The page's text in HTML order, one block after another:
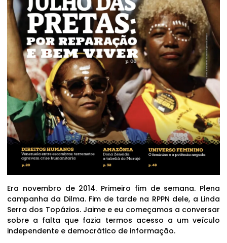
Era novembro de 2014. Primeiro fim de semana. Plena
campanha da Dilma. Fim de tarde na RPPN dele, a Linda
Serra dos Topázios. Jaime e eu começamos a conversar
sobre a falta que fazia termos acesso a um veículo
independente e democrático de informação.